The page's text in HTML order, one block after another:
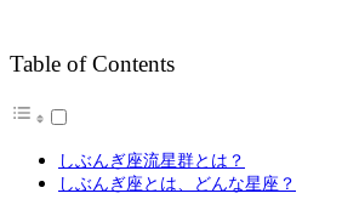
Table of Contents
しぶんぎ座流星群とは？
しぶんぎ座とは、どんな星座？